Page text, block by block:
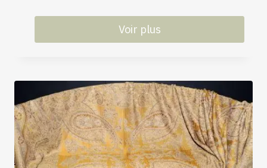
Voir plus